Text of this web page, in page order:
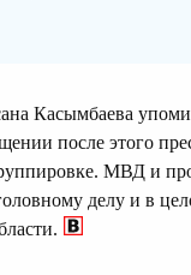
Касымбаева
после этого
МВД и
делу и в